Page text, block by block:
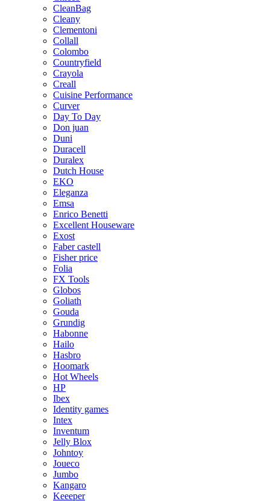
CleanBag
Cleany
Clementoni
Collall
Colombo
Countryfield
Crayola
Creall
Cuisine Performance
Curver
Day To Day
Don juan
Duni
Duracell
Duralex
Dutch House
EKO
Eleganza
Emsa
Enrico Benetti
Excellent Houseware
Exost
Faber castell
Fisher price
Folia
FX Tools
Globos
Goliath
Gouda
Grundig
Habonne
Hailo
Hasbro
Hoomark
Hot Wheels
HP
Ibex
Identity games
Intex
Inventum
Jelly Blox
Johntoy
Joueco
Jumbo
Kangaro
Keeeper